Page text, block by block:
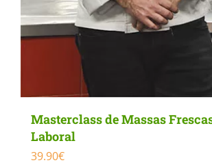
Masterclass de Massas
Laboral
39.90€